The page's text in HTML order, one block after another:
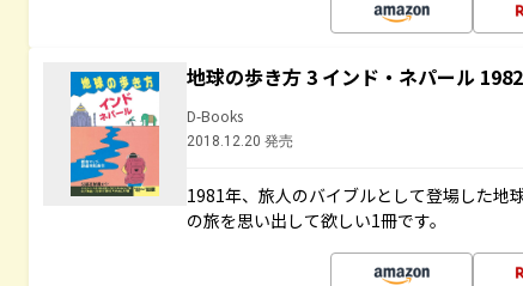
地球の歩き方 3 インド・ネパール
D-Books
2018.12.20 発売
1981年、旅人のバイブルとして登場した
の旅を思い出して欲しい1冊です。